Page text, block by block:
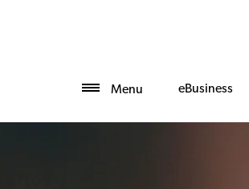
Menu eBusiness